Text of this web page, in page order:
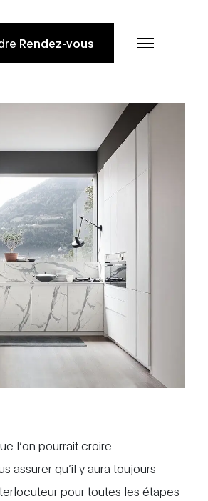
Rendez-vous
l’on pourrait croire
assurer qu’il y aura toujours
pour toutes les étapes